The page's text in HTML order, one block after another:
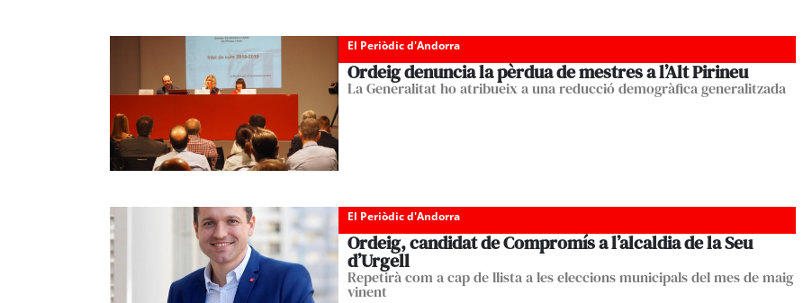
El Periòdic d'Andorra
Ordeig denuncia la pèrdua de mestres a l’Alt Pirineu
La Generalitat ho atribueix a una reducció demogràfica generalitzada
El Periòdic d'Andorra
Ordeig, candidat de Compromís a l’alcaldia de la Seu
d’Urgell
Repetirà com a cap de llista a les eleccions municipals del mes de maig
vinent